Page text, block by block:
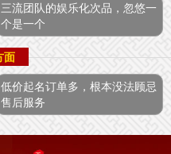
三流团队的娱乐化次品，忽悠一
个是一个
面
低价起名订单多，根本没法顾忌
售后服务